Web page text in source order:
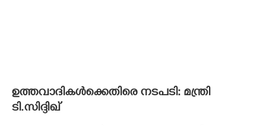
ഉത്തവാദികൾക്കെതിരെ നടപടി: മന്ത്രി
ടി.സിദ്ദിഖ്